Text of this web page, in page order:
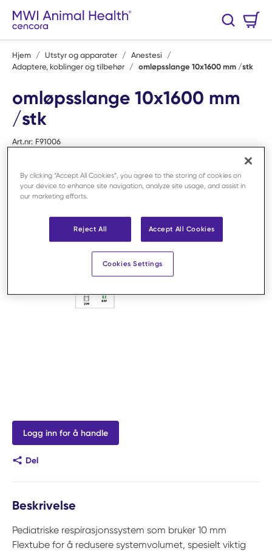
Hopp til hovedinnhold
Søk
Hjem / Utstyr og apparater / Anestesi
/
Adaptere, koblinger og tilbehør / omløpsslange 10x1600 mm /stk
omløpsslange 10x1600 mm
/stk
Art.nr: F91006
Logg inn for å handle
Del
Beskrivelse
Pediatriske respirasjonssystem som bruker 10 mm
Flextube for å redusere systemvolumet, spesielt viktig
By clicking “Accept All Cookies”, you agree to the storing of cookies on
your device to enhance site navigation, analyze site usage, and assist in
our marketing efforts.
Reject All Accept All Cookies
Cookies Settings